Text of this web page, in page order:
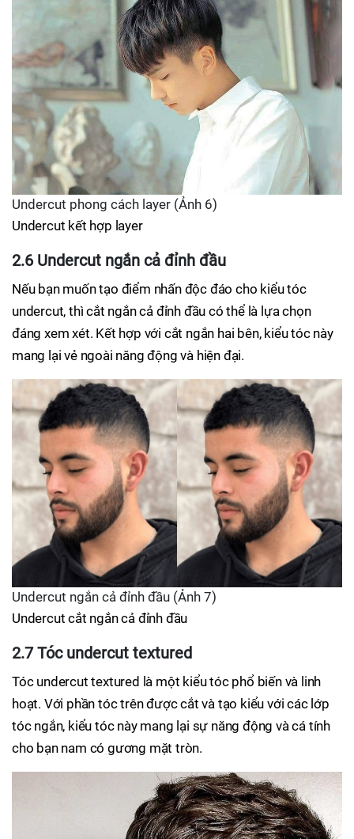
Undercut phong cách layer (Ảnh 6)
Undercut kết hợp layer
2.6 Undercut ngắn cả đỉnh đầu
Nếu bạn muốn tạo điểm nhấn độc đáo cho kiểu tóc
undercut, thì cắt ngắn cả đỉnh đầu có thể là lựa chọn
đáng xem xét. Kết hợp với cắt ngắn hai bên, kiểu tóc này
mang lại vẻ ngoài năng động và hiện đại.
Undercut ngắn cả đỉnh đầu (Ảnh 7)
Undercut cắt ngắn cả đỉnh đầu
2.7 Tóc undercut textured
Tóc undercut textured là một kiểu tóc phổ biến và linh
hoạt. Với phần tóc trên được cắt và tạo kiểu với các lớp
tóc ngắn, kiểu tóc này mang lại sự năng động và cá tính
cho bạn nam có gương mặt tròn.